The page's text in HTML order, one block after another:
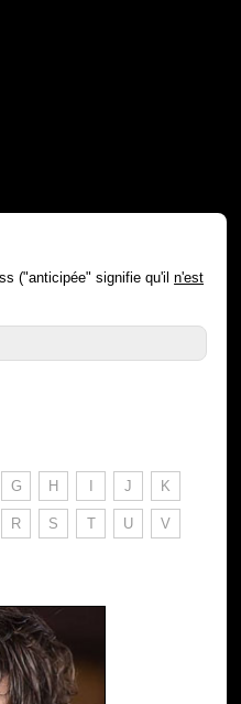
("anticipée" signifie qu'iln'est
G H I J K
R S T U V